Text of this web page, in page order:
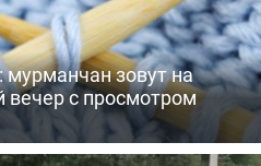
мурманчан зовут на
вечер с просмотром